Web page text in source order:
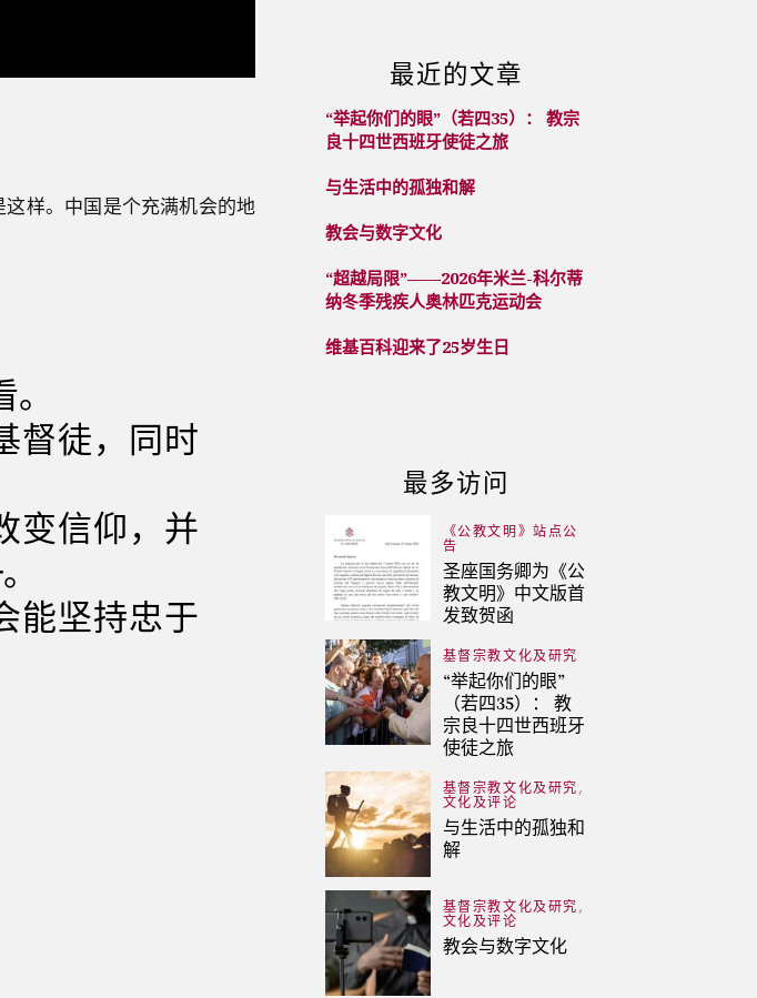
样。中国是个充满机会的地
督徒，同时
变信仰，并
能坚持忠于
最近的文章
“举起你们的眼”（若四35）： 教宗
良十四世西班牙使徒之旅
与生活中的孤独和解
教会与数字文化
“超越局限”——2026年米兰-科尔蒂
纳冬季残疾人奥林匹克运动会
维基百科迎来了25岁生日
最多访问
《公教文明》站点公
告
圣座国务卿为《公
教文明》中文版首
发致贺函
基督宗教文化及研究
“举起你们的眼”
（若四35）： 教
宗良十四世西班牙
使徒之旅
基督宗教文化及研究 ,
文化及评论
与生活中的孤独和
解
基督宗教文化及研究 ,
文化及评论
教会与数字文化